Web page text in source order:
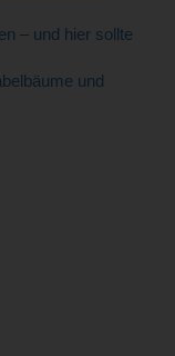
– und hier sollte
und